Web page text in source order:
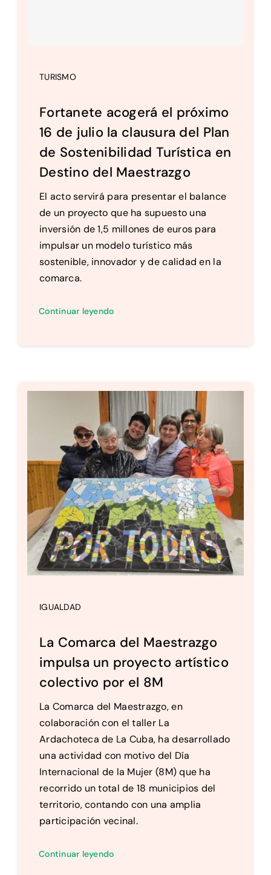
Contacto
TURISMO
Fortanete acogerá el próximo
16 de julio la clausura del Plan
de Sostenibilidad Turística en
Destino del Maestrazgo
El acto servirá para presentar el balance
de un proyecto que ha supuesto una
inversión de 1,5 millones de euros para
impulsar un modelo turístico más
sostenible, innovador y de calidad en la
comarca.
Continuar leyendo
IGUALDAD
La Comarca del Maestrazgo
impulsa un proyecto artístico
colectivo por el 8M
La Comarca del Maestrazgo, en
colaboración con el taller La
Ardachoteca de La Cuba, ha desarrollado
una actividad con motivo del Día
Internacional de la Mujer (8M) que ha
recorrido un total de 18 municipios del
territorio, contando con una amplia
participación vecinal.
Continuar leyendo